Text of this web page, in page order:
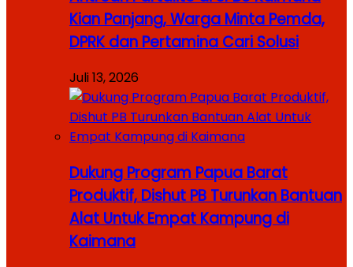
Kian Panjang, Warga Minta Pemda,
DPRK dan Pertamina Cari Solusi
Juli 13, 2026
Dukung Program Papua Barat
Produktif, Dishut PB Turunkan Bantuan
Alat Untuk Empat Kampung di
Kaimana